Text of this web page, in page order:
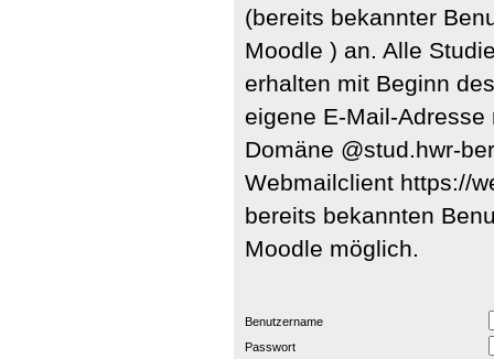
(bereits bekannter
Moodle ) an. Alle
erhalten mit Beginn
eigene E-Mail-
Domäne @stud.hwr-
Webmailclient https://
bereits bekannten
Moodle möglich.
Benutzername
Passwort